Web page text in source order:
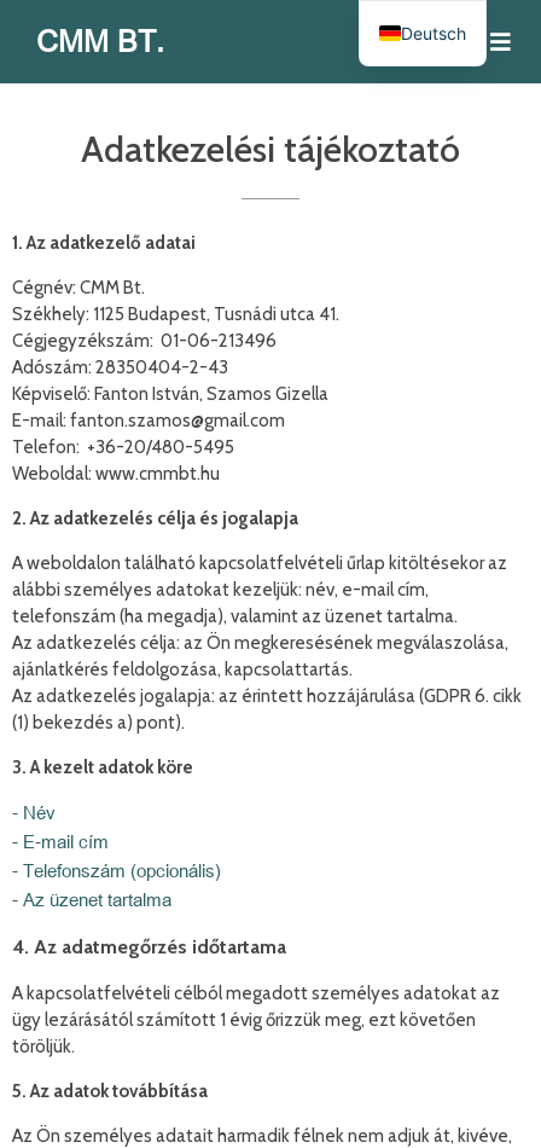
CMM BT.
Adatkezelési tájékoztató
1. Az adatkezelő adatai
Cégnév: CMM Bt.
Székhely: 1125 Budapest, Tusnádi utca 41.
Cégjegyzékszám: 01-06-213496
Adószám: 28350404-2-43
Képviselő: Fanton István, Szamos Gizella
E-mail: fanton.szamos@gmail.com
Telefon: +36-20/480-5495
Weboldal: www.cmmbt.hu
2. Az adatkezelés célja és jogalapja
A weboldalon található kapcsolatfelvételi űrlap kitöltésekor az
alábbi személyes adatokat kezeljük: név, e-mail cím,
telefonszám (ha megadja), valamint az üzenet tartalma.
Az adatkezelés célja: az Ön megkeresésének megválaszolása,
ajánlatkérés feldolgozása, kapcsolattartás.
Az adatkezelés jogalapja: az érintett hozzájárulása (GDPR 6. cikk
(1) bekezdés a) pont).
3. A kezelt adatok köre
- Név
- E-mail cím
- Telefonszám (opcionális)
- Az üzenet tartalma
4. Az adatmegőrzés időtartama
A kapcsolatfelvételi célból megadott személyes adatokat az
ügy lezárásától számított 1 évig őrizzük meg, ezt követően
töröljük.
5. Az adatok továbbítása
Az Ön személyes adatait harmadik félnek nem adjuk át, kivéve,
Deutsch